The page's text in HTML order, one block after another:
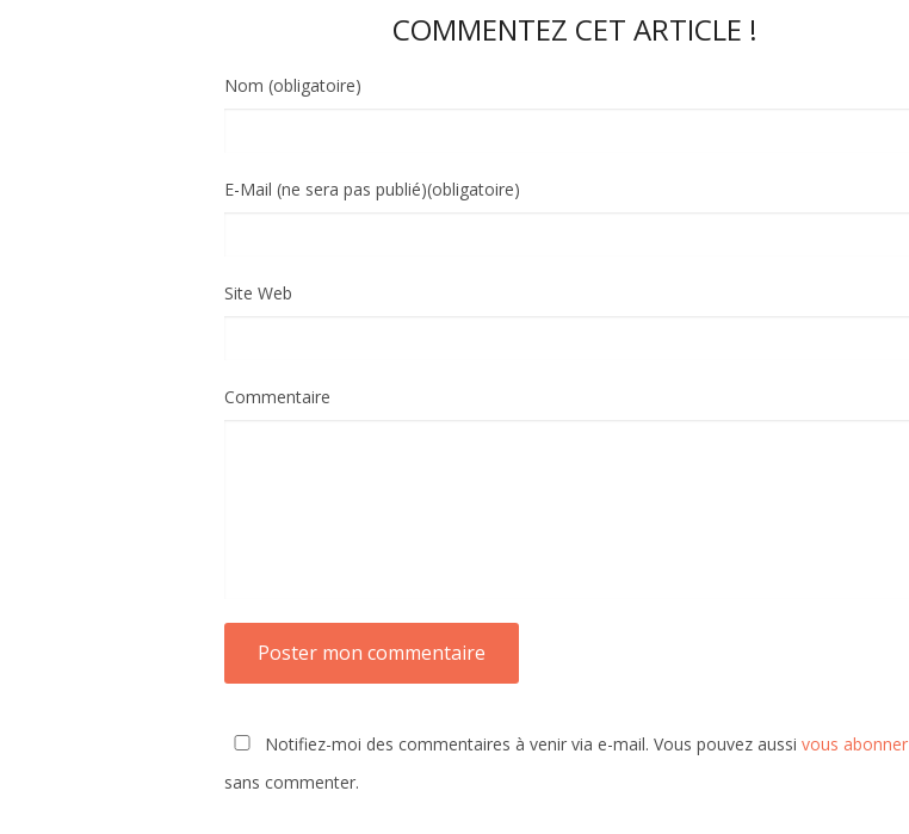
COMMENTEZ CET ARTICLE !
Nom (obligatoire)
E-Mail (ne sera pas publié)(obligatoire)
Site Web
Commentaire
Notifiez-moi des commentaires à venir via e-mail. Vous pouvez aussi vous abonner
sans commenter.